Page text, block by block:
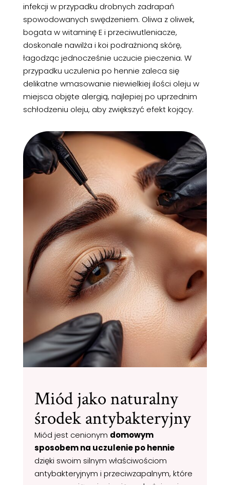
infekcji w przypadku drobnych zadrapań
spowodowanych swędzeniem. Oliwa z oliwek,
bogata w witaminę E i przeciwutleniacze,
doskonale nawilża i koi podrażnioną skórę,
łagodząc jednocześnie uczucie pieczenia. W
przypadku uczulenia po hennie zaleca się
delikatne wmasowanie niewielkiej ilości oleju w
miejsca objęte alergią, najlepiej po uprzednim
schłodzeniu oleju, aby zwiększyć efekt kojący.
Miód jako naturalny
środek antybakteryjny
Miód jest cenionym domowym
sposobem na uczulenie po hennie
dzięki swoim silnym właściwościom
antybakteryjnym i przeciwzapalnym, które